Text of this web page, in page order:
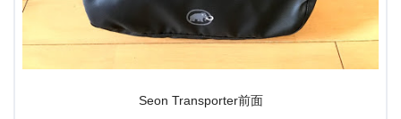
Seon Transporter前面